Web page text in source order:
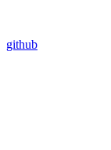
github